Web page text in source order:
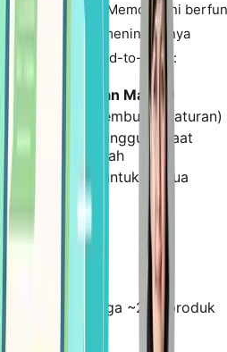
tampilkan Kartu Memori." Ini
rusak seiring meningkatnya
head-to-head:
Aturan Manual
20-40 jam (pembuatan aturan)
Pembaruan mingguan saat
katalog berubah
Satu-ukuran-untuk-semua
Terbatas hingga ~200 produk